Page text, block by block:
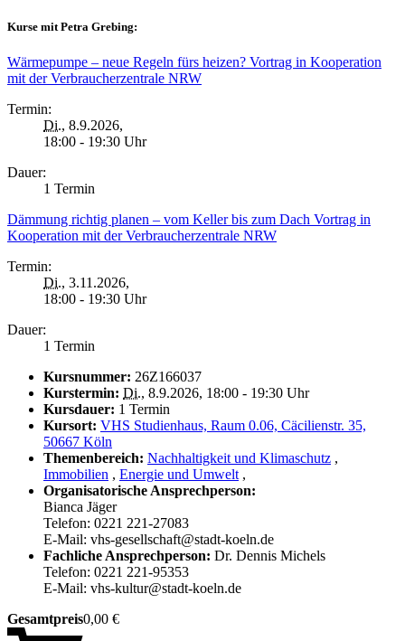
Kurse mit Petra Grebing:
Wärmepumpe – neue Regeln fürs heizen? Vortrag in Kooperation
mit der Verbraucherzentrale NRW
Termin:
Di., 8.9.2026,
18:00 - 19:30 Uhr
Dauer:
1 Termin
Dämmung richtig planen – vom Keller bis zum Dach Vortrag in
Kooperation mit der Verbraucherzentrale NRW
Termin:
Di., 3.11.2026,
18:00 - 19:30 Uhr
Dauer:
1 Termin
Kursnummer: 26Z166037
Kurstermin: Di., 8.9.2026, 18:00 - 19:30 Uhr
Kursdauer: 1 Termin
Kursort: VHS Studienhaus, Raum 0.06, Cäcilienstr. 35,
50667 Köln
Themenbereich: Nachhaltigkeit und Klimaschutz ,
Immobilien , Energie und Umwelt ,
Organisatorische Ansprechperson:
Bianca Jäger
Telefon: 0221 221-27083
E-Mail: vhs-gesellschaft@stadt-koeln.de
Fachliche Ansprechperson: Dr. Dennis Michels
Telefon: 0221 221-95353
E-Mail: vhs-kultur@stadt-koeln.de
Gesamtpreis0,00 €